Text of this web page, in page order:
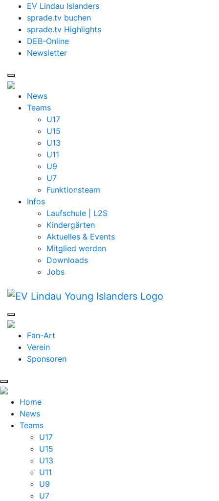
EV Lindau Islanders
sprade.tv buchen
sprade.tv Highlights
DEB-Online
Newsletter
News
Teams
U17
U15
U13
U11
U9
U7
Funktionsteam
Infos
Laufschule | L2S
Kindergärten
Aktuelles & Events
Mitglied werden
Downloads
Jobs
Fan-Art
Verein
Sponsoren
Home
News
Teams
U17
U15
U13
U11
U9
U7